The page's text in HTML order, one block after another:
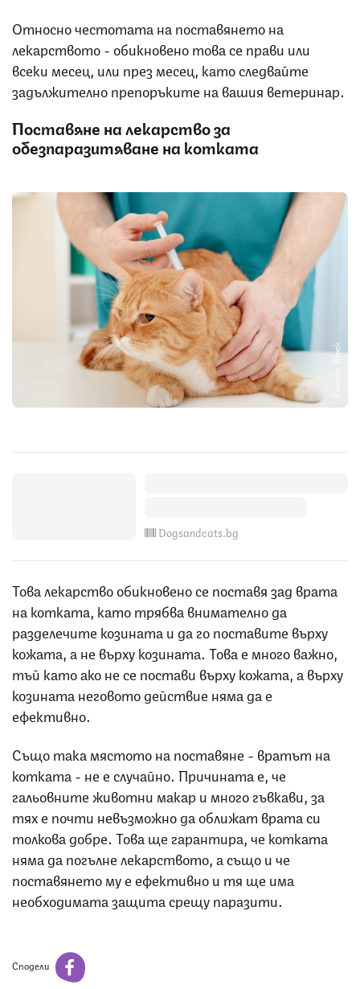
Относно честотата на поставянето на
лекарството - обикновено това се прави или
всеки месец, или през месец, като следвайте
задължително препоръките на вашия ветеринар.
Поставяне на лекарство за
обезпаразитяване на котката
Снимка: iStock
Dogsandcats.bg
Това лекарство обикновено се поставя зад врата
на котката, като трябва внимателно да
разделечите козината и да го поставите върху
кожата, а не върху козината. Това е много важно,
тъй като ако не се постави върху кожата, а върху
козината неговото действие няма да е
ефективно.
Също така мястото на поставяне - вратът на
котката - не е случайно. Причината е, че
гальовните животни макар и много гъвкави, за
тях е почти невъзможно да оближат врата си
толкова добре. Това ще гарантира, че котката
няма да погълне лекарството, а също и че
поставянето му е ефективно и тя ще има
необходимата защита срещу паразити.
Сподели